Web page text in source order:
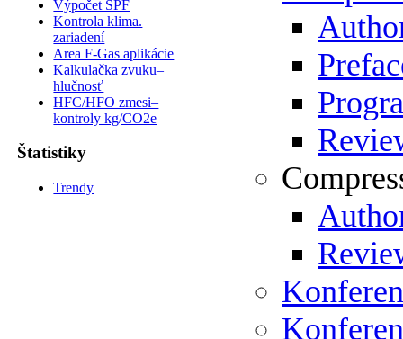
Výpočet SPF
Kontrola klima.
zariadení
Area F-Gas aplikácie
Kalkulačka zvuku–
hlučnosť
HFC/HFO zmesi–
kontroly kg/CO2e
Štatistiky
Trendy